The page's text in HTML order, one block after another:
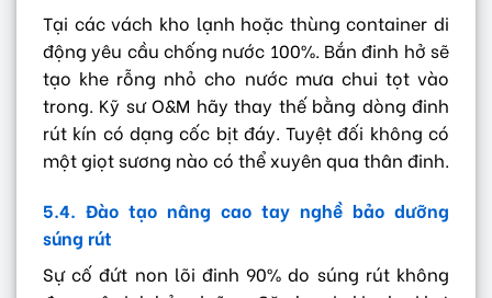
Tại các vách kho lạnh hoặc thùng container di
động yêu cầu chống nước 100%. Bắn đinh hở sẽ
tạo khe rỗng nhỏ cho nước mưa chui tọt vào
trong. Kỹ sư O&M hãy thay thế bằng dòng đinh
rút kín có dạng cốc bịt đáy. Tuyệt đối không có
một giọt sương nào có thể xuyên qua thân đinh.
5.4. Đào tạo nâng cao tay nghề bảo dưỡng
súng rút
Sự cố đứt non lõi đinh 90% do súng rút không